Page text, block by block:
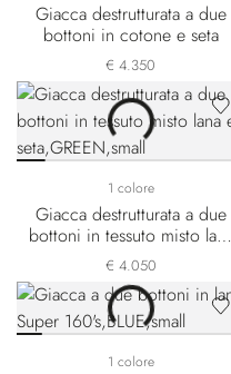
Giacca destrutturata a due
bottoni in cotone e seta
€ 4.350
1 colore
Giacca destrutturata a due
bottoni in tessuto misto lana
e seta
€ 4.050
1 colore